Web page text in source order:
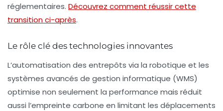
réglementaires. Découvrez comment réussir cette
transition ci-après.
Le rôle clé des technologies innovantes
L’automatisation des entrepôts via la robotique et les
systèmes avancés de gestion informatique (WMS)
optimise non seulement la performance mais réduit
aussi l’empreinte carbone en limitant les déplacements